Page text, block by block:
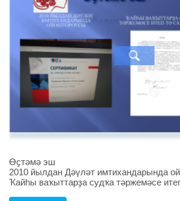
Өҫтәмә эш
2010 йылдан Дәүләт имтихандарында
Ҡайһы ваҡыттарҙа судҡа тәржемәсе